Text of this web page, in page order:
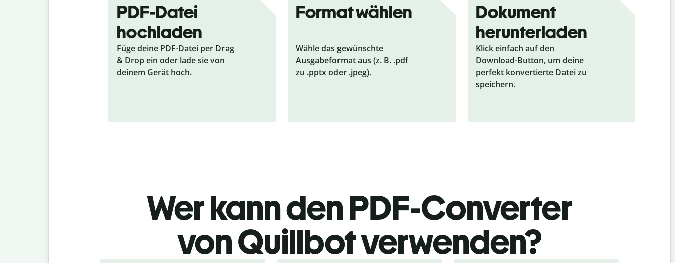
PDF-Datei
hochladen
Füge deine PDF-Datei per Drag
& Drop ein oder lade sie von
deinem Gerät hoch.
Format wählen
Wähle das gewünschte
Ausgabeformat aus (z. B. .pdf
zu .pptx oder .jpeg).
Dokument
herunterladen
Klick einfach auf den
Download-Button, um deine
perfekt konvertierte Datei zu
speichern.
Wer kann den PDF-Converter
von Quillbot verwenden?